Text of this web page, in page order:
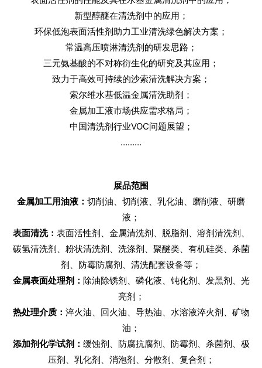
新型醇醚在清洗剂中的应用；
环保低泡表面活性剂助力工业清洗绿色解决方案；
常温高压喷淋清洗剂的研发思路；
三元氨基酸的不对称衍生化的研究及其应用；
致力于高效可持续的沙索清洗解决方案；
索尔维水基低温金属清洗助剂；
金属加工液市场供应需求格局；
中国清洗剂行业VOC问题展望；
………
展品范围
金属加工用油液： 切削油、切削液、乳化油、磨削液、研磨
液；
表面清洗： 表面活性剂、金属清洗剂、脱脂剂、溶剂清洗剂、
碳氢清洗剂、粉状清洗剂、洗涤剂、聚醚类、有机硅类、杀菌
剂、防霉防腐剂、清洗配套设备等；
金属表面处理剂： 除油除锈剂、磷化液、钝化剂、发黑剂、光
亮剂；
热处理介质： 淬火油、回火油、导热油、水溶液淬火剂、矿物
油；
添加剂化学试剂： 缓蚀剂、防腐抗腐剂、防霉剂、杀菌剂、极
压剂、乳化剂、消泡剂、分散剂、复合剂；